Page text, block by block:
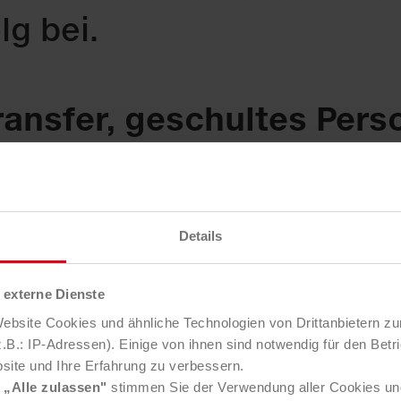
Details
Dienste
Cookies und ähnliche Technologien von Drittanbietern
IP-Adressen). Einige von ihnen sind notwendig für den
und Ihre Erfahrung zu verbessern.
„Alle zulassen" stimmen Sie der Verwendung aller Cookies
bei.
ge­schul­tes
an Sied­lungs­ab­fäl­len hat
Te­to­vo ge­sam­melt
Ent­sor­gung ge­legt. In den
aus dem pri­va­ten und
die Ab­fall- und